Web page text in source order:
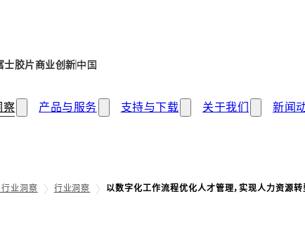
士胶片商业创新中国
察 产品与服务 支持与下载 关于我们 新闻
业洞察 行业洞察 以数字化工作流程优化人才管理，实现人力资源转